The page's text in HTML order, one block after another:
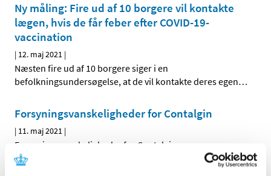
Ny måling: Fire ud af 10 borgere vil kontakte
lægen, hvis de får feber efter COVID-19-
vaccination
| 12. maj 2021 |
Næsten fire ud af 10 borgere siger i en
befolkningsundersøgelse, at de vil kontakte deres egen…
Forsyningsvanskeligheder for Contalgin
| 11. maj 2021 |
Forsyningsvanskeligheder for Contalgin